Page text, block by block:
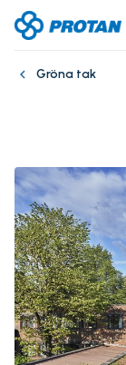
Gröna tak